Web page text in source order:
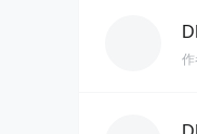
作